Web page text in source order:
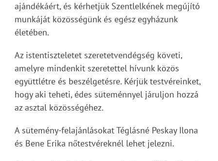
ajándékáért, és kérhetjük Szentlelkének megújító
munkáját közösségünk és egész egyházunk
életében.
Az istentiszteletet szeretetvendégség követi,
amelyre mindenkit szeretettel hívunk közös
együttlétre és beszélgetésre. Kérjük testvéreinket,
hogy aki teheti, édes süteménnyel járuljon hozzá
az asztal közösségéhez.
A sütemény-felajánlásokat Téglásné Peskay Ilona
és Bene Erika nőtestvéreknél lehet jelezni.